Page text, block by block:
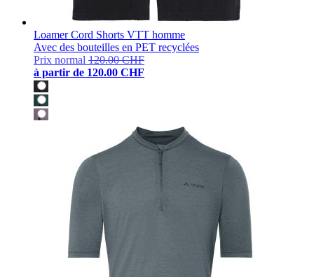
Loamer Cord Shorts VTT homme
Avec des bouteilles en PET recyclées
Prix normal 120.00 CHF
à partir de 120.00 CHF